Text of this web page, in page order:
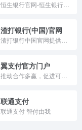
渣打银行(中国)官网
翼支付官方门户
联通支付
联通支付 智付由我